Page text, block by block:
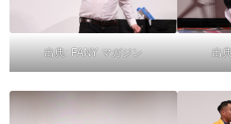
出典: FANY マガジン 出